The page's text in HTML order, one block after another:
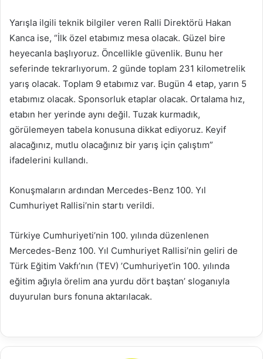
Yarışla ilgili teknik bilgiler veren Ralli Direktörü Hakan
Kanca ise, “İlk özel etabımız mesa olacak. Güzel bire
heyecanla başlıyoruz. Öncellikle güvenlik. Bunu her
seferinde tekrarlıyorum. 2 günde toplam 231 kilometrelik
yarış olacak. Toplam 9 etabımız var. Bugün 4 etap, yarın 5
etabımız olacak. Sponsorluk etaplar olacak. Ortalama hız,
etabın her yerinde aynı değil. Tuzak kurmadık,
görülemeyen tabela konusuna dikkat ediyoruz. Keyif
alacağınız, mutlu olacağınız bir yarış için çalıştım”
ifadelerini kullandı.
Konuşmaların ardından Mercedes-Benz 100. Yıl
Cumhuriyet Rallisi’nin startı verildi.
Türkiye Cumhuriyeti’nin 100. yılında düzenlenen
Mercedes-Benz 100. Yıl Cumhuriyet Rallisi’nin geliri de
Türk Eğitim Vakfı’nın (TEV) ’Cumhuriyet’in 100. yılında
eğitim ağıyla örelim ana yurdu dört baştan’ sloganıyla
duyurulan burs fonuna aktarılacak.